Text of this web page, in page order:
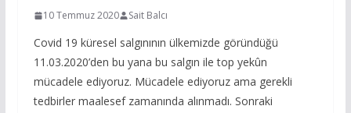
10 Temmuz 2020 Sait Balcı
Covid 19 küresel salgınının ülkemizde göründüğü
11.03.2020’den bu yana bu salgın ile top yekûn
mücadele ediyoruz. Mücadele ediyoruz ama gerekli
tedbirler maalesef zamanında alınmadı. Sonraki